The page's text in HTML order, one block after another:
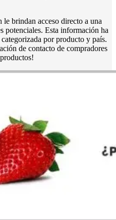
brindan acceso directo a una
potenciales. Esta información ha
por producto y país.
de contacto de compradores